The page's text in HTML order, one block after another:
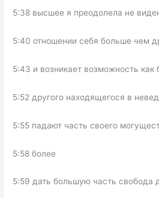
5:38 высшее я преодолела не
5:40 отношении себя больше чем
5:43 и возникает возможность как
5:52 другого находящегося в
5:55 падают часть своего
5:58 более
5:59 дать большую часть свобода